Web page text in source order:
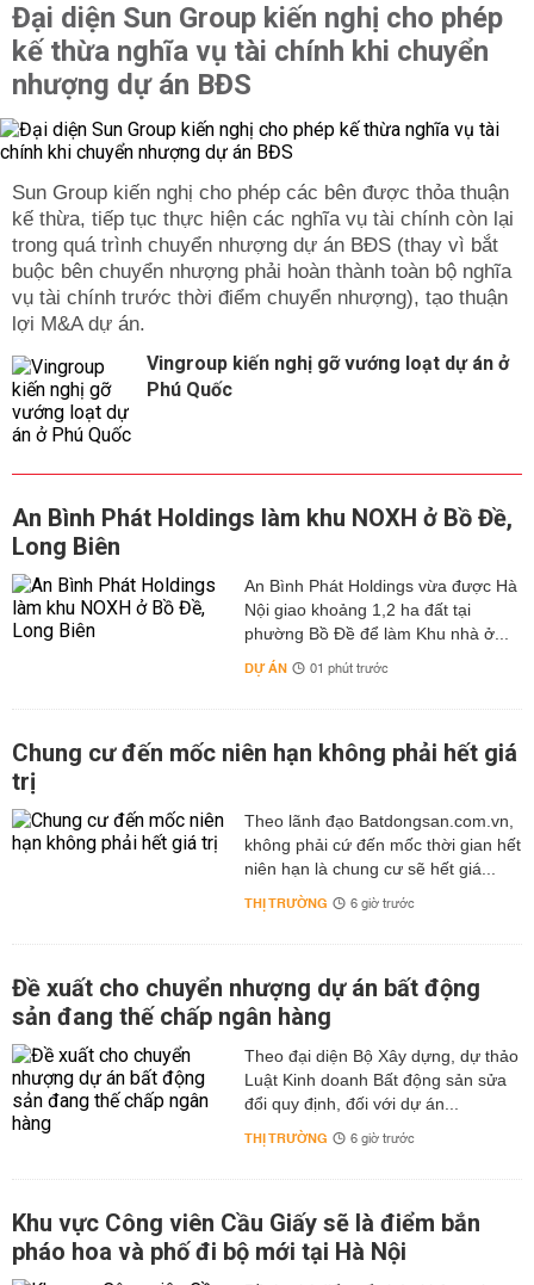
Đại diện Sun Group kiến nghị cho phép
kế thừa nghĩa vụ tài chính khi chuyển
nhượng dự án BĐS
Sun Group kiến nghị cho phép các bên được thỏa thuận
kế thừa, tiếp tục thực hiện các nghĩa vụ tài chính còn lại
trong quá trình chuyển nhượng dự án BĐS (thay vì bắt
buộc bên chuyển nhượng phải hoàn thành toàn bộ nghĩa
vụ tài chính trước thời điểm chuyển nhượng), tạo thuận
lợi M&A dự án.
Vingroup kiến nghị gỡ vướng loạt dự án ở
Phú Quốc
An Bình Phát Holdings làm khu NOXH ở Bồ Đề,
Long Biên
An Bình Phát Holdings vừa được Hà
Nội giao khoảng 1,2 ha đất tại
phường Bồ Đề để làm Khu nhà ở...
DỰ ÁN 01 phút trước
Chung cư đến mốc niên hạn không phải hết giá
trị
Theo lãnh đạo Batdongsan.com.vn,
không phải cứ đến mốc thời gian hết
niên hạn là chung cư sẽ hết giá...
THỊ TRƯỜNG 6 giờ trước
Đề xuất cho chuyển nhượng dự án bất động
sản đang thế chấp ngân hàng
Theo đại diện Bộ Xây dựng, dự thảo
Luật Kinh doanh Bất động sản sửa
đổi quy định, đối với dự án...
THỊ TRƯỜNG 6 giờ trước
Khu vực Công viên Cầu Giấy sẽ là điểm bắn
pháo hoa và phố đi bộ mới tại Hà Nội